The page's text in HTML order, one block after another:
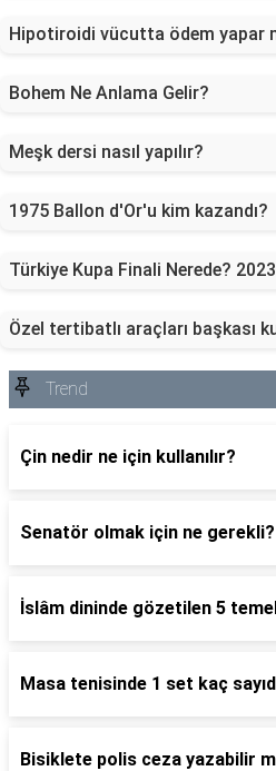
Hipotiroidi vücutta ödem yapar
Bohem Ne Anlama Gelir?
Meşk dersi nasıl yapılır?
1975 Ballon d'Or'u kim kazandı?
Türkiye Kupa Finali Nerede?
Özel tertibatlı araçları başkası
Trend
Çin nedir ne için kullanılır?
Senatör olmak için ne gerekli?
İslâm dininde gözetilen 5
Masa tenisinde 1 set kaç
Bisiklete polis ceza yazabilir